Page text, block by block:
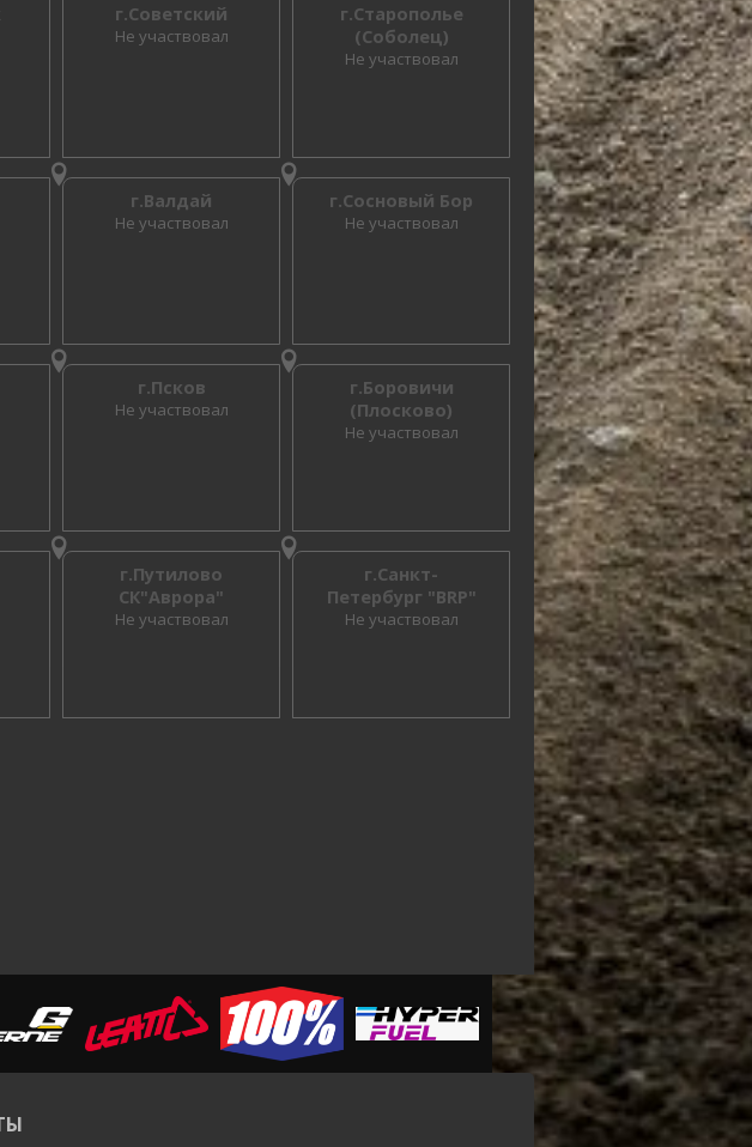
г.Советский
Не участвовал
г.Старополье
(Соболец)
Не участвовал
г.Валдай
Не участвовал
г.Сосновый Бор
Не участвовал
г.Псков
Не участвовал
г.Боровичи
(Плосково)
Не участвовал
г.Путилово
СК"Аврора"
Не участвовал
г.Санкт-
Петербург "BRP"
Не участвовал